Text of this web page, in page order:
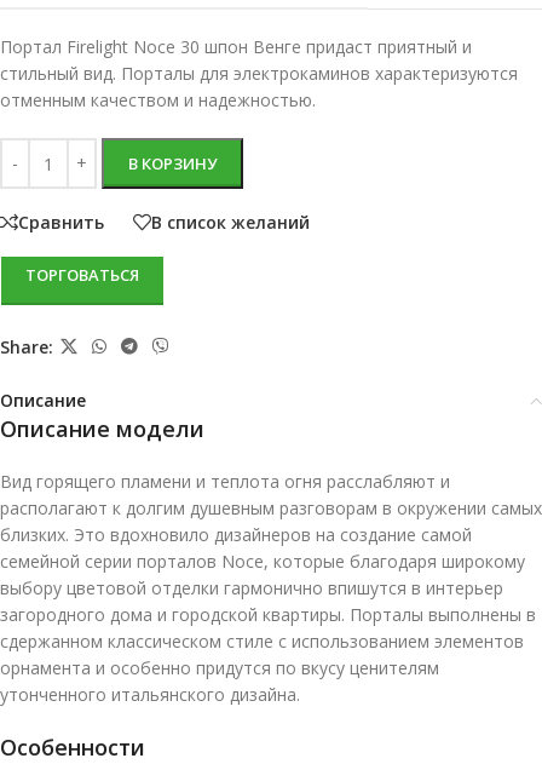
Портал Firelight Noce 30 шпон Венге придаст приятный и
стильный вид. Порталы для электрокаминов характеризуются
отменным качеством и надежностью.
В КОРЗИНУ
Сравнить В список желаний
ТОРГОВАТЬСЯ
Share:
Описание
Описание модели
Вид горящего пламени и теплота огня расслабляют и
располагают к долгим душевным разговорам в окружении самых
близких. Это вдохновило дизайнеров на создание самой
семейной серии порталов Noce, которые благодаря широкому
выбору цветовой отделки гармонично впишутся в интерьер
загородного дома и городской квартиры. Порталы выполнены в
сдержанном классическом стиле с использованием элементов
орнамента и особенно придутся по вкусу ценителям
утонченного итальянского дизайна.
Особенности